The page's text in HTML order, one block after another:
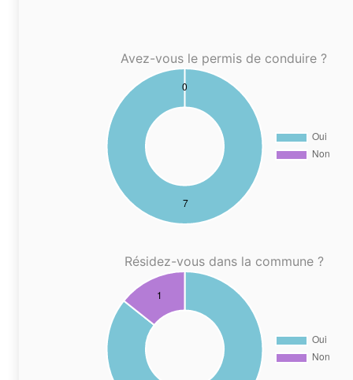
Avez-vous le permis de conduire ?
Résidez-vous dans la commune ?